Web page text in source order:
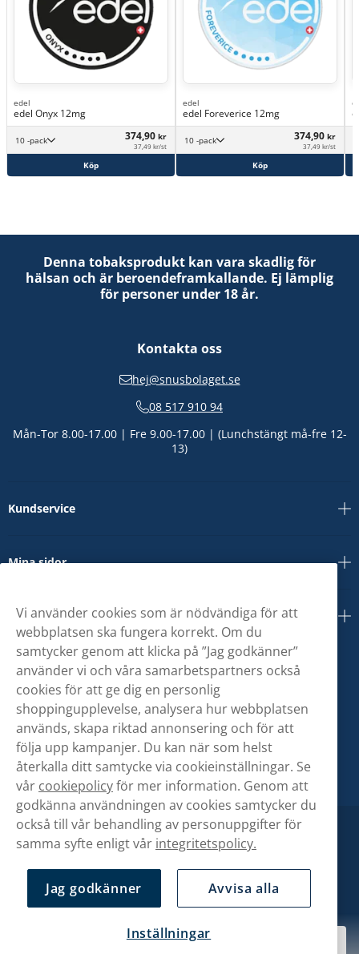
374,90 kr
edel
edel Onyx 12mg
10 -pack 374,90 kr
37,49 kr/st
Köp
edel
edel Foreverice 12mg
10 -pack 374,90 kr
37,49 kr/st
Köp
Denna tobaksprodukt kan vara skadlig för
hälsan och är beroendeframkallande. Ej lämplig
för personer under 18 år.
Kontakta oss
hej@snusbolaget.se
08 517 910 94
Mån-Tor 8.00-17.00 | Fre 9.00-17.00 | (Lunchstängt må-fre 12-
13)
Kundservice
Mina sidor
Om oss
Vi använder cookies som är nödvändiga för att
webbplatsen ska fungera korrekt. Om du
samtycker genom att klicka på ”Jag godkänner”
använder vi och våra samarbetspartners också
cookies för att ge dig en personlig
shoppingupplevelse, analysera hur webbplatsen
används, skapa riktad annonsering och för att
följa upp kampanjer. Du kan när som helst
återkalla ditt samtycke via cookieinställningar. Se
vår cookiepolicyför mer information. Genom att
godkänna användningen av cookies samtycker du
också till vår behandling av personuppgifter för
samma syfte enligt vår integritetspolicy.
Jag godkänner Avvisa alla
Inställningar